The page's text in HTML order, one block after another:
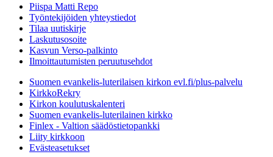
Piispa Matti Repo
Työntekijöiden yhteystiedot
Tilaa uutiskirje
Laskutusosoite
Kasvun Verso-palkinto
Ilmoittautumisten peruutusehdot
Suomen evankelis-luterilaisen kirkon evl.fi/plus-palvelu
KirkkoRekry
Kirkon koulutuskalenteri
Suomen evankelis-luterilainen kirkko
Finlex - Valtion säädöstietopankki
Liity kirkkoon
Evästeasetukset